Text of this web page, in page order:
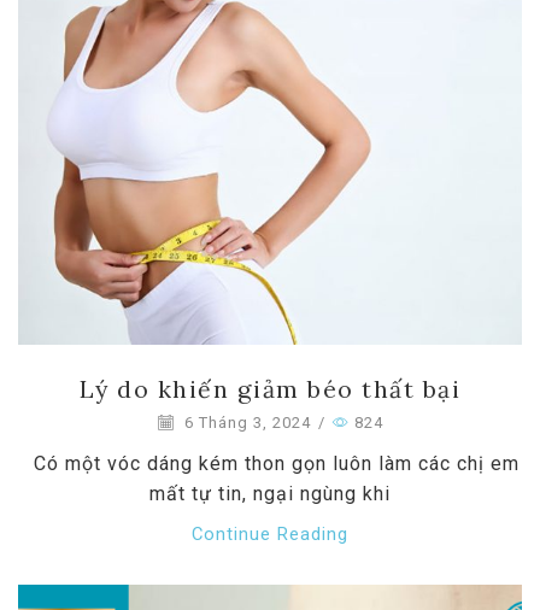
Lý do khiến giảm béo thất bại
6 Tháng 3, 2024 / 824
Có một vóc dáng kém thon gọn luôn làm các chị em
mất tự tin, ngại ngùng khi
Continue Reading